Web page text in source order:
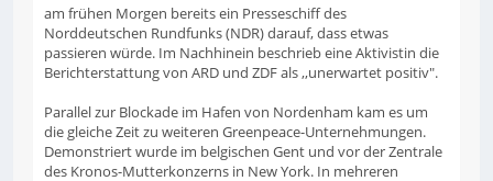
am frühen Morgen bereits ein Presseschiff des
Norddeutschen Rundfunks (NDR) darauf, dass etwas
passieren würde. Im Nachhinein beschrieb eine Aktivistin die
Berichterstattung von ARD und ZDF als ,,unerwartet positiv".
Parallel zur Blockade im Hafen von Nordenham kam es um
die gleiche Zeit zu weiteren Greenpeace-Unternehmungen.
Demonstriert wurde im belgischen Gent und vor der Zentrale
des Kronos-Mutterkonzerns in New York. In mehreren